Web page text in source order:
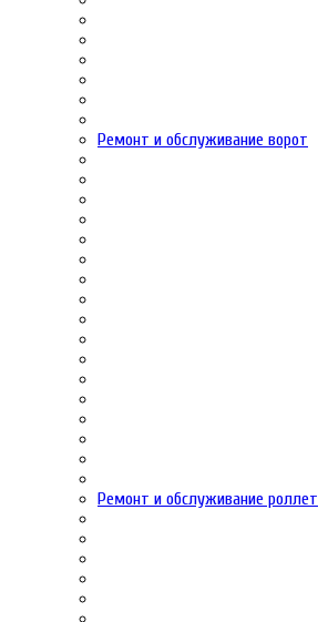
Ремонт и обслуживание ворот
Ремонт и обслуживание роллет